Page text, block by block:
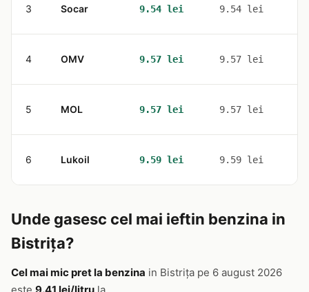
3 Socar 9.54 lei 9.54 lei
4 OMV 9.57 lei 9.57 lei
5 MOL 9.57 lei 9.57 lei
6 Lukoil 9.59 lei 9.59 lei
Unde gasesc cel mai ieftin benzina in
Bistriţa?
Cel mai mic pret la benzina in Bistriţa pe 6 august 2026